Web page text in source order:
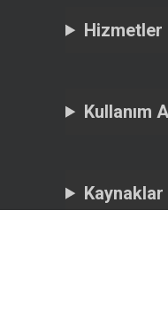
Hizmetler
Kullanım
Kaynaklar